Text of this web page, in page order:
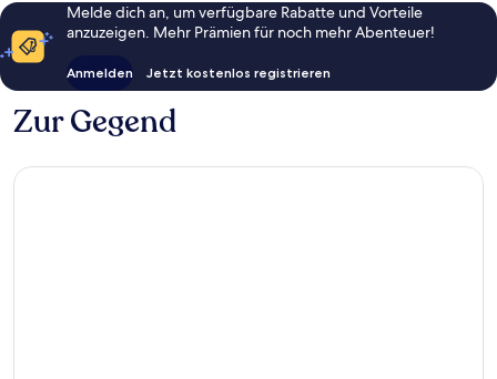
Melde dich an, um verfügbare Rabatte und Vorteile
anzuzeigen. Mehr Prämien für noch mehr Abenteuer!
Anmelden Jetzt kostenlos registrieren
Zur Gegend